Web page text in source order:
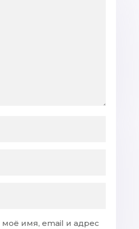
моё имя, email и адрес